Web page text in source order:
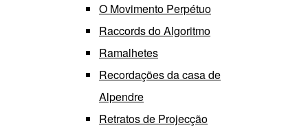
O Movimento Perpétuo
Raccords do Algoritmo
Ramalhetes
Recordações da casa de
Alpendre
Retratos de Projecção